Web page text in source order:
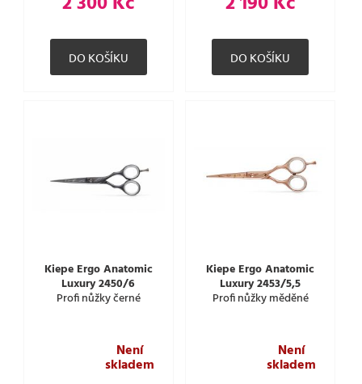
Kiepe Ergo Anatomic
Luxury 2450/6
Profi nůžky černé
Není
skladem
Kiepe Ergo Anatomic
Luxury 2453/5,5
Profi nůžky měděné
Není
skladem